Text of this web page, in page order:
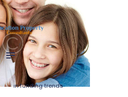
infunding trends